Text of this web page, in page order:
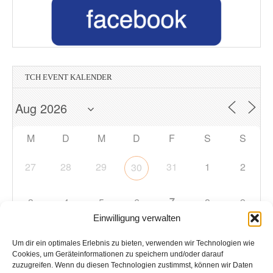
Einwilligung verwalten
Um dir ein optimales Erlebnis zu bieten, verwenden wir Technologien wie
Cookies, um Geräteinformationen zu speichern und/oder darauf
zuzugreifen. Wenn du diesen Technologien zustimmst, können wir Daten
TCH EVENT KALENDER
M D M D F S S
27 28 29 30 31 1 2
3 4 5 6 7 8 9
10 11 12 13 14 15